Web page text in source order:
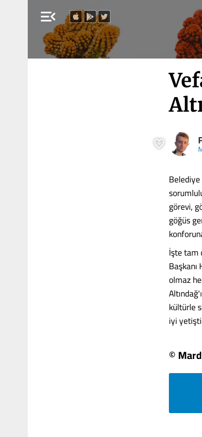
menu_open
görevi,
göğüs
İşte tam
olmaz
kültürle
iyi
©